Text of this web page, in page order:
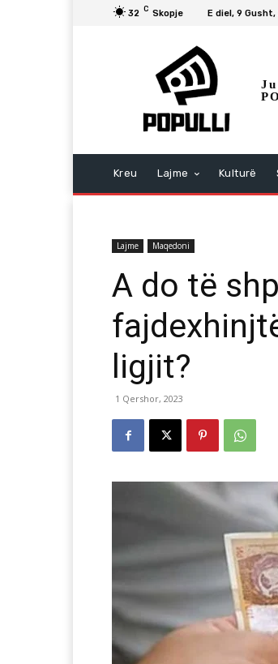
32 C Skopje E diel, 9 Gusht,
Kreu Lajme Kulturë
Lajme Maqedoni
A do të
ligjit?
1 Qershor, 2023